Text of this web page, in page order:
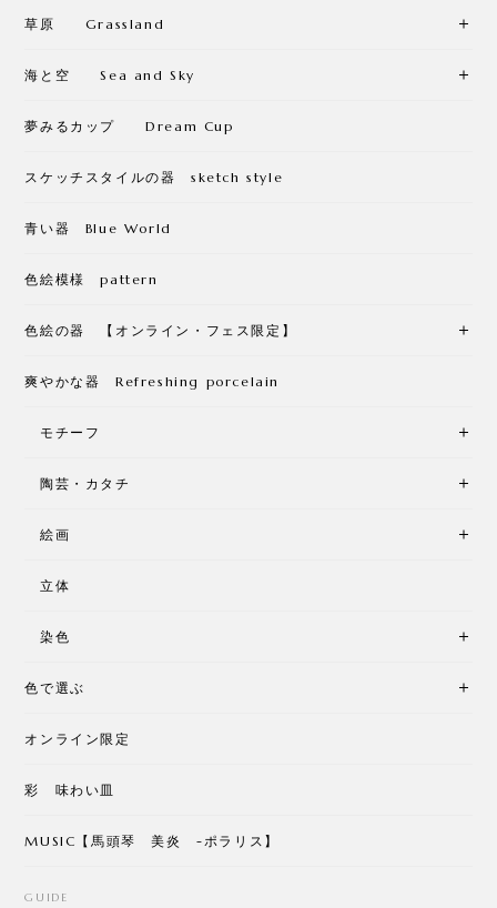
草原 Grassland
海と空 Sea and Sky
夢みるカップ Dream Cup
スケッチスタイルの器 sketch style
青い器 Blue World
色絵模様 pattern
色絵の器 【オンライン・フェス限定】
爽やかな器 Refreshing porcelain
モチーフ
陶芸・カタチ
絵画
立体
染色
色で選ぶ
オンライン限定
彩 味わい皿
MUSIC【馬頭琴 美炎 -ポラリス】
GUIDE